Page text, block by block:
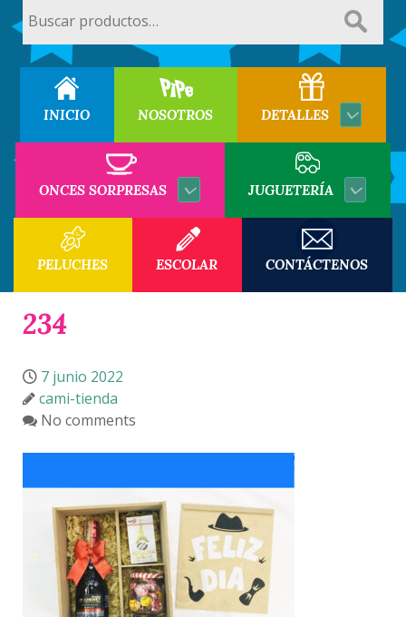
por:
INICIO NOSOTROS DETALLES
ONCES SORPRESAS JUGUETERÍA
PELUCHES ESCOLAR CONTÁCTENOS
234
7 junio 2022
cami-tienda
No comments